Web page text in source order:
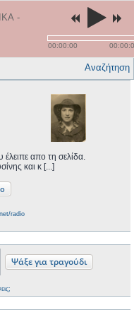
Σύνδεση
Εγγραφή
Αναζήτηση
απο τη σελίδα.
και κ [...]
radio
-
00:00:00